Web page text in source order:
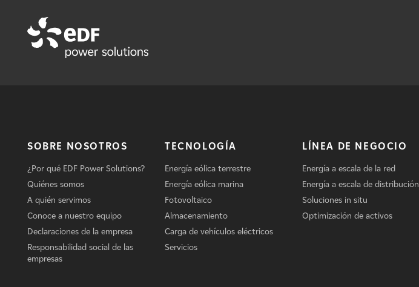
SOBRE NOSOTROS
¿Por qué EDF Power Solutions?
Quiénes somos
A quién servimos
Conoce a nuestro equipo
Declaraciones de la empresa
Responsabilidad social de las
empresas
TECNOLOGÍA
Energía eólica terrestre
Energía eólica marina
Fotovoltaico
Almacenamiento
Carga de vehículos eléctricos
Servicios
LÍNEA DE NEGOCIO
Energía a escala de la red
Energía a escala de distribución
Soluciones in situ
Optimización de activos